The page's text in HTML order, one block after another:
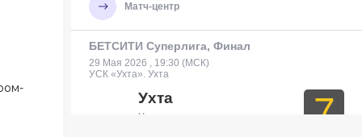
Матч-центр
БЕТСИТИ Суперлига, Финал
29 Мая 2026 , 19:30 (МСК)
УСК «Ухта». Ухта
Ухта
Ухта 7